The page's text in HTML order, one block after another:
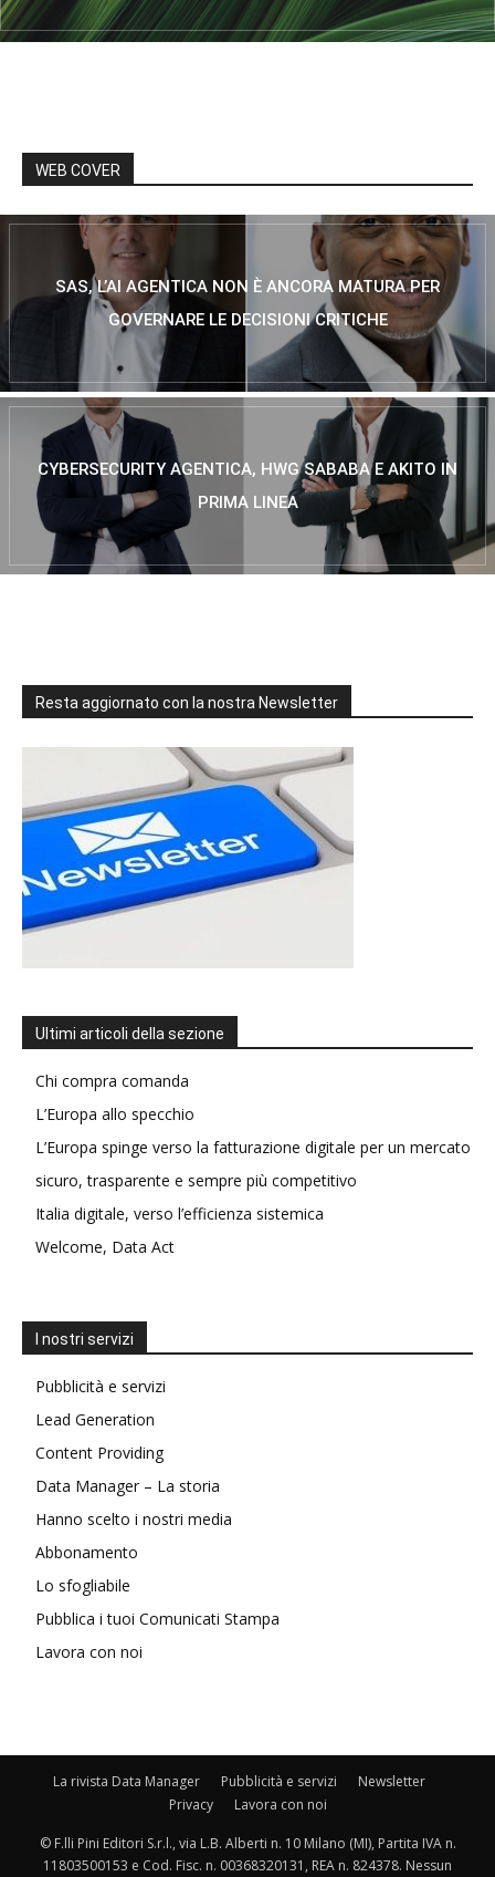
WEB COVER
SAS, L’AI AGENTICA NON È ANCORA MATURA PER
GOVERNARE LE DECISIONI CRITICHE
CYBERSECURITY AGENTICA, HWG SABABA E AKITO IN
PRIMA LINEA
Resta aggiornato con la nostra Newsletter
Ultimi articoli della sezione
Chi compra comanda
L’Europa allo specchio
L’Europa spinge verso la fatturazione digitale per un mercato
sicuro, trasparente e sempre più competitivo
Italia digitale, verso l’efficienza sistemica
Welcome, Data Act
I nostri servizi
Pubblicità e servizi
Lead Generation
Content Providing
Data Manager – La storia
Hanno scelto i nostri media
Abbonamento
Lo sfogliabile
Pubblica i tuoi Comunicati Stampa
Lavora con noi
La rivista Data Manager Pubblicità e servizi
Newsletter
Privacy
Lavora con noi
© F.lli Pini Editori S.r.l., via L.B. Alberti n. 10 Milano (MI), Partita IVA n.
11803500153 e Cod. Fisc. n. 00368320131, REA n. 824378. Nessun